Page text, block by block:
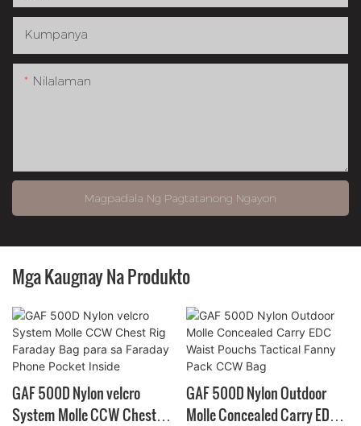
Kumpanya
Nilalaman
Magpadala Ng Pagtatanong Ngayon
Mga Kaugnay Na Produkto
GAF 500D Nylon velcro
System Molle CCW Chest
GAF 500D Nylon Outdoor
Molle Concealed Carry EDC